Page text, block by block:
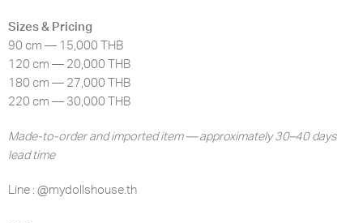
Sizes & Pricing
90 cm — 15,000 THB
120 cm — 20,000 THB
180 cm — 27,000 THB
220 cm — 30,000 THB
Made-to-order and imported item — approximately 30–40 days
lead time
Line : @mydollshouse.th